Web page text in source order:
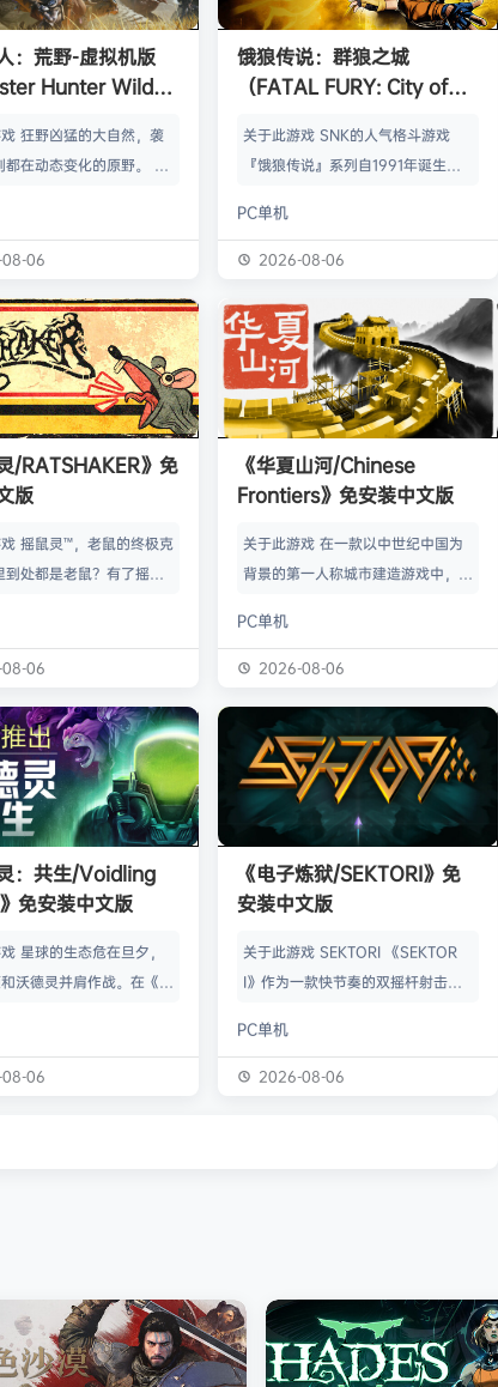
：荒野-虚拟机版
Hunter Wilds
狂野凶猛的大自然，袭
都在动态变化的原野。 这
们的故事。 你会化为以
物为生的“猎人”，使用狩
这个世界与人们之间的关
的狩猎动作，寻求连续不
，究极的狩猎体验正等待
故事 数年前，在公会还
的未踏足领域“封禁之地”
一名少年“纳塔”获救。
06
饿狼传说：群狼之城
（FATAL FURY: City of
关于此游戏 SNK的人气格斗游戏
『饿狼传说』系列自1991年诞生以
潮。从1999年的『饿狼 -MARK OF
THE WOLVES-』起，时隔26年，
the Wolves』终于登场！ ■新实装
了加速兴奋的“REV系统”！ 新实装
的“REV系统”可以从战斗开始发动各
种特殊攻击！“REV武技”、“REV加
速”，还有S.P.G.区…
PC单机
2026-08-06
/RATSHAKER》免
版
摇鼠灵™，老鼠的终极克
到处都是老鼠？有了摇鼠
之客！拿在手上大力摇，
摇鼠灵™就行了。不用夹
鼠！ 有了摇鼠灵™，一切尽
那只老鼠摇到服从，看着
。摇得多了，就能慢慢彻
的问题了。摇鼠灵™起效
单，效果绝佳，让你的烦
无踪。 为什么选择摇鼠
松…
06
《华夏山河/Chinese
Frontiers》免安装中文版
关于此游戏 在一款以中世纪中国为
背景的第一人称城市建造游戏中，规
的工匠起步，循序渐进地规划、生产
并筑起宏伟建筑。管理村民，搭建生
的节奏繁荣发展——无压力，并享受
精巧系统带来的成就感。 探索三大
区域——山间隘口、沙漠平原与肥沃
河谷——各自拥有独特资源、挑战与
令人忍不住截图的景致。地貌不仅是
背景；它会塑造你的策略与可达成的
目标。发掘古老工…
PC单机
2026-08-06
：共生/Voidling
免安装中文版
星球的生态危在旦夕，
沃德灵并肩作战。在《沃
与被称为“沃德灵”的生物
不断孵化、培育、升级、
等技能的配…
06
《电子炼狱/SEKTORI》免
安装中文版
关于此游戏 SEKTORI 《SEKTOR
I》作为一款快节奏的双摇杆射击游
慎选择升级项目，打造强大的构筑，
置身风云变幻的战场，迎战源源不断
人种…
PC单机
2026-08-06